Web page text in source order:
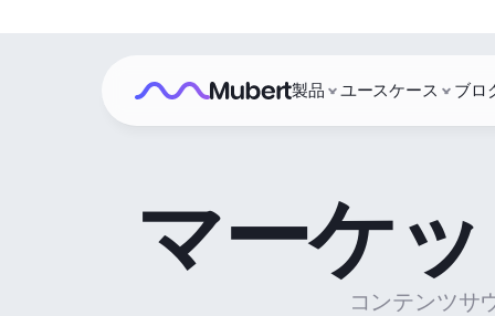
マーケ
コンテンツサ
製品 ユースケース ブロ